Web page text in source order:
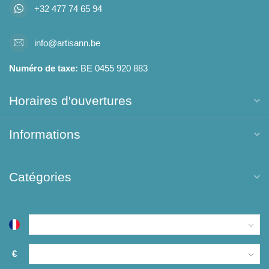
+32 477 74 65 94
info@artisann.be
Numéro de taxe: BE 0455 920 883
Horaires d'ouvertures
Informations
Catégories
€